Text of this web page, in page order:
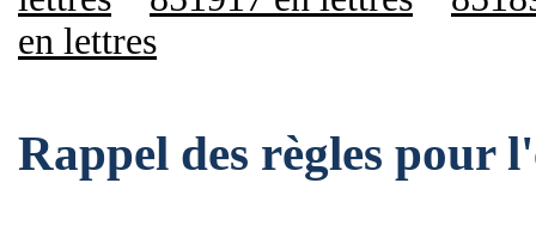
en lettres
Rappel des règles pour